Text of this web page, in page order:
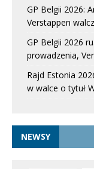
GP Belgii 2026:
Verstappen
GP Belgii 2026
prowadzenia,
Rajd Estonia
w walce o tytuł
NEWSY